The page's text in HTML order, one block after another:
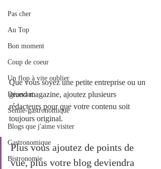
Pas cher
Au Top
Bon moment
Coup de coeur
Un flop à vite oublier
Décevant
Semie-gastronomique
Blogs que j'aime visiter
Gastronomique
Bistronomie
Que vous soyez une petite entreprise ou un
grand magazine, ajoutez plusieurs
rédacteurs pour que votre contenu soit
toujours original.
Plus vous ajoutez de points de
vue, plus votre blog deviendra